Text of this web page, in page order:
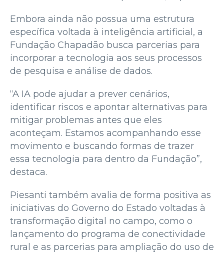
Embora ainda não possua uma estrutura
específica voltada à inteligência artificial, a
Fundação Chapadão busca parcerias para
incorporar a tecnologia aos seus processos
de pesquisa e análise de dados.
“A IA pode ajudar a prever cenários,
identificar riscos e apontar alternativas para
mitigar problemas antes que eles
aconteçam. Estamos acompanhando esse
movimento e buscando formas de trazer
essa tecnologia para dentro da Fundação”,
destaca.
Piesanti também avalia de forma positiva as
iniciativas do Governo do Estado voltadas à
transformação digital no campo, como o
lançamento do programa de conectividade
rural e as parcerias para ampliação do uso de